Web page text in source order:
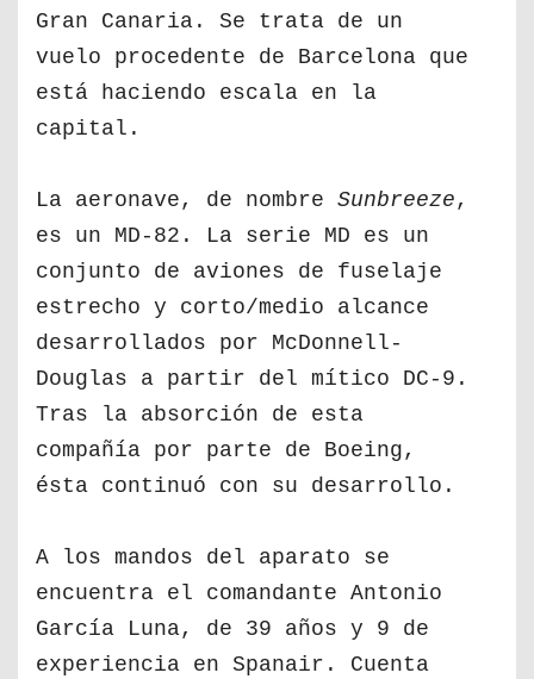
Gran Canaria. Se trata de un
vuelo procedente de Barcelona que
está haciendo escala en la
capital.
La aeronave, de nombre Sunbreeze ,
es un MD-82. La serie MD es un
conjunto de aviones de fuselaje
estrecho y corto/medio alcance
desarrollados por McDonnell-
Douglas a partir del mítico DC-9.
Tras la absorción de esta
compañía por parte de Boeing,
ésta continuó con su desarrollo.
A los mandos del aparato se
encuentra el comandante Antonio
García Luna, de 39 años y 9 de
experiencia en Spanair. Cuenta